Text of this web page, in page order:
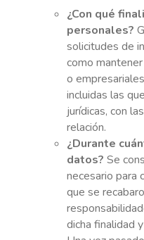
¿Con qué
personales?
solicitudes de
como
o
incluidas las
jurídicas, con
relación.
¿Durante
datos? Se
necesario para
que se
dicha finalidad